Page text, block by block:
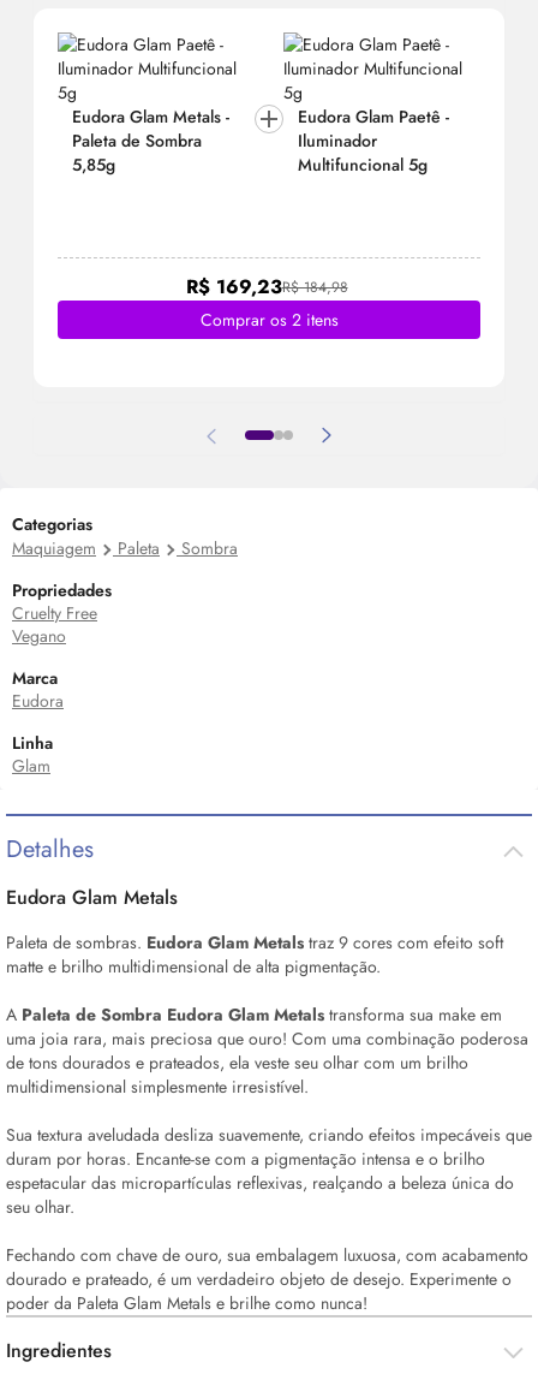
Eudora Glam Metals -
Paleta de Sombra
5,85g
Eudora Glam Paetê -
Iluminador
Multifuncional 5g
R$ 184,98
R$ 169,23
Comprar os 2 itens
Categorias
Maquiagem
Paleta
Sombra
Propriedades
Cruelty Free
Vegano
Marca
Eudora
Linha
Glam
Detalhes
Eudora Glam Metals
Paleta de sombras. Eudora Glam Metals traz 9 cores com efeito soft
matte e brilho multidimensional de alta pigmentação.
A Paleta de Sombra Eudora Glam Metals transforma sua make em
uma joia rara, mais preciosa que ouro! Com uma combinação poderosa
de tons dourados e prateados, ela veste seu olhar com um brilho
multidimensional simplesmente irresistível.
Sua textura aveludada desliza suavemente, criando efeitos impecáveis que
duram por horas. Encante-se com a pigmentação intensa e o brilho
espetacular das micropartículas reflexivas, realçando a beleza única do
seu olhar.
Fechando com chave de ouro, sua embalagem luxuosa, com acabamento
dourado e prateado, é um verdadeiro objeto de desejo. Experimente o
poder da Paleta Glam Metals e brilhe como nunca!
Ingredientes